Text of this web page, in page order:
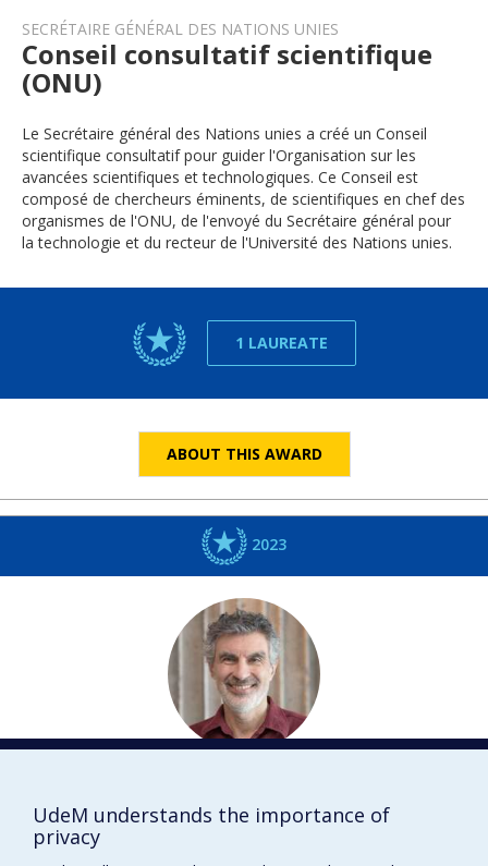
SECRÉTAIRE GÉNÉRAL DES NATIONS UNIES
Conseil consultatif scientifique
(ONU)
Le Secrétaire général des Nations unies a créé un Conseil
scientifique consultatif pour guider l'Organisation sur les
avancées scientifiques et technologiques. Ce Conseil est
composé de chercheurs éminents, de scientifiques en chef des
organismes de l'ONU, de l'envoyé du Secrétaire général pour
la technologie et du recteur de l'Université des Nations unies.
1 LAUREATE
ABOUT THIS AWARD
2023
Informatique et recherche opérationnelle
UdeM understands the importance of
privacy